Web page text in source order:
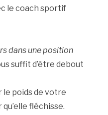
le coach sportif
dans une position
suffit d’être debout
le poids de votre
fléchisse.